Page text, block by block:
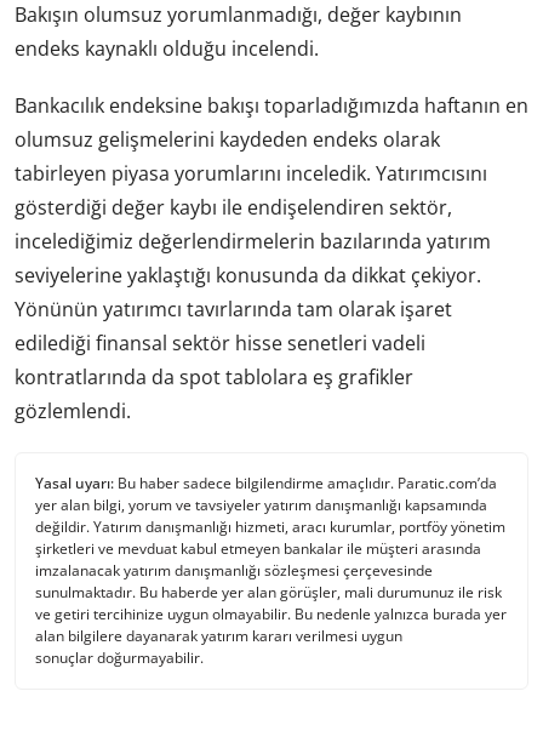
Bakışın olumsuz yorumlanmadığı, değer kaybının
endeks kaynaklı olduğu incelendi.
Bankacılık endeksine bakışı toparladığımızda haftanın en
olumsuz gelişmelerini kaydeden endeks olarak
tabirleyen piyasa yorumlarını inceledik. Yatırımcısını
gösterdiği değer kaybı ile endişelendiren sektör,
incelediğimiz değerlendirmelerin bazılarında yatırım
seviyelerine yaklaştığı konusunda da dikkat çekiyor.
Yönünün yatırımcı tavırlarında tam olarak işaret
edilediği finansal sektör hisse senetleri vadeli
kontratlarında da spot tablolara eş grafikler
gözlemlendi.
Yasal uyarı: Bu haber sadece bilgilendirme amaçlıdır. Paratic.com’da
yer alan bilgi, yorum ve tavsiyeler yatırım danışmanlığı kapsamında
değildir. Yatırım danışmanlığı hizmeti, aracı kurumlar, portföy yönetim
şirketleri ve mevduat kabul etmeyen bankalar ile müşteri arasında
imzalanacak yatırım danışmanlığı sözleşmesi çerçevesinde
sunulmaktadır. Bu haberde yer alan görüşler, mali durumunuz ile risk
ve getiri tercihinize uygun olmayabilir. Bu nedenle yalnızca burada yer
alan bilgilere dayanarak yatırım kararı verilmesi uygun
sonuçlar doğurmayabilir.